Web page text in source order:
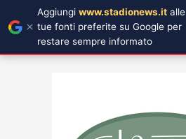
Aggiungi www.stadionews.it alle
tue fonti preferite su Google per
restare sempre informato